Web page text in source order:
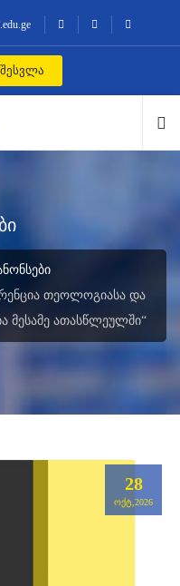
შესვლა
ᲗᲔᲝᲚᲝᲒᲘᲐᲡᲐ ᲓᲐ
ᲛᲔᲡᲐᲛᲔ ᲐᲗᲐᲡᲬᲚᲔᲣᲚᲨᲘ“
28
ᲝᲥᲢ,2026